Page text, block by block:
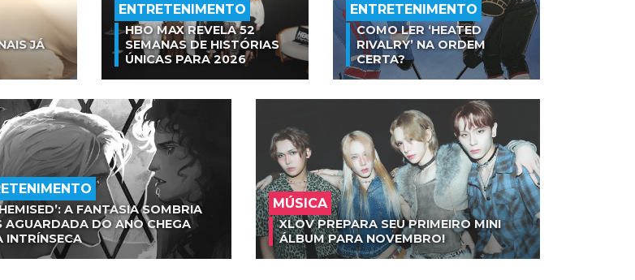
JÁ
ENTRETENIMENTO
HBO MAX REVELA 52
SEMANAS DE HISTÓRIAS
ÚNICAS PARA 2026
ENTRETENIMENTO
COMO LER ‘HEATED
RIVALRY’ NA ORDEM
CERTA?
A FANTASIA SOMBRIA
AGUARDADA DO ANO CHEGA
INTRÍNSECA
MÚSICA
XLOV PREPARA SEU PRIMEIRO MINI
ÁLBUM PARA NOVEMBRO!